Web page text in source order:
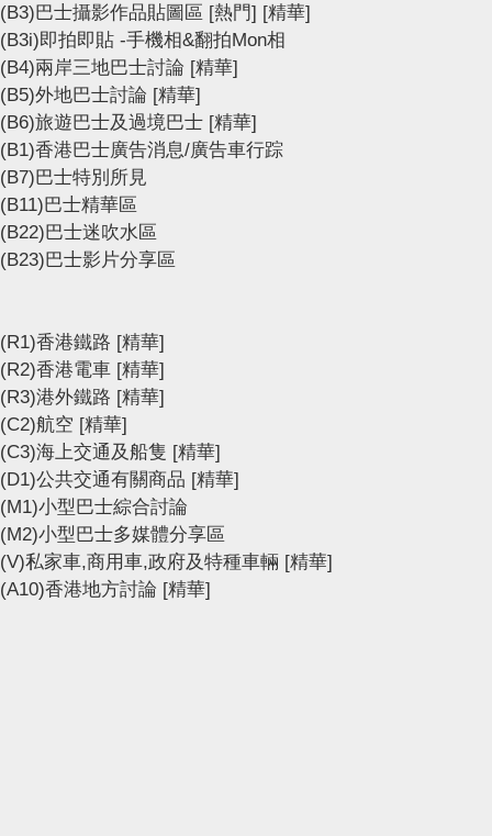
(B3)巴士攝影作品貼圖區 [熱門] [精華]
(B3i)即拍即貼 -手機相&翻拍Mon相
(B4)兩岸三地巴士討論 [精華]
(B5)外地巴士討論 [精華]
(B6)旅遊巴士及過境巴士 [精華]
(B1)香港巴士廣告消息/廣告車行踪
(B7)巴士特別所見
(B11)巴士精華區
(B22)巴士迷吹水區
(B23)巴士影片分享區
(R1)香港鐵路 [精華]
(R2)香港電車 [精華]
(R3)港外鐵路 [精華]
(C2)航空 [精華]
(C3)海上交通及船隻 [精華]
(D1)公共交通有關商品 [精華]
(M1)小型巴士綜合討論
(M2)小型巴士多媒體分享區
(V)私家車,商用車,政府及特種車輛 [精華]
(A10)香港地方討論 [精華]